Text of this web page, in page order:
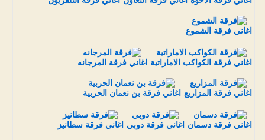
اغاني فرقة الشموع
اغاني فرقة الكواكب الاماراتية اغاني فرقة المرجانه
اغاني فرقة المزاريع اغاني فرقة بن نعمان الحربية
اغاني فرقة دسمان اغاني فرقة دوبي اغاني فرقة سطانيز